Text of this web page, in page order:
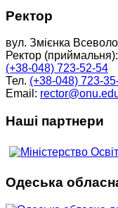
Ректор
вул. Змієнка
Ректор (приймальня):
(+38-048) 723-52-54
Тел. (+38-048) 723-
Email:
Наші партнери
Одеська